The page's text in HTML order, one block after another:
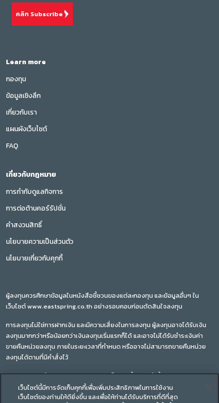
คลิก Subscribe
Learn more
กองทุน
ข้อมูลเชิงลึก
เกี่ยวกับเรา
แผนผังเว็บไซต์
FAQ
เกี่ยวกับกฎหมาย
การกำกับดูแลกิจการ
การต่อต้านคอร์รัปชั่น
คำสงวนสิทธิ์
นโยบายความเป็นส่วนตัว
นโยบายเกี่ยวกับคุกกี้
ผู้ลงทุนควรศึกษาข้อมูลในหนังสือชี้ชวนของแต่ละกองทุน และข้อมูลอื่นๆ ใน
เว็บไซต์ www.eastspring.co.th อย่างรอบคอบก่อนตัดสินใจลงทุน
การลงทุนไม่ใช่การฝากเงิน และมีความเสี่ยงในการลงทุน ผู้ลงทุนอาจได้รับเงิน
ลงทุนมากกว่าหรือน้อยกว่าเงินลงทุนเริ่มแรกก็ได้ และอาจไม่ได้รับชำระเงินค่า
ขายคืนหน่วยลงทุน ภายในระยะเวลาที่กำหนด หรืออาจไม่สามารถขายคืนหน่วย
ลงทุนได้ตามที่มีคำสั่งไว้
การวัดผลการดำเนินงานของกองทุนบนเว็บไซต์นี้ ได้จัดทำขึ้นตามมาตรฐานการ
วัดผลการดำเนินงานของสมาคมบริษัทจัดการลงทุน ซึ่งผลการดำเนินงานใน
อดีตของกองทุนรวม มิได้เป็นสิ่งยืนยันถึงผลการดำเนินงานในอนาคต
เว็บไซต์นี้มีการจัดเก็บคุกกี้เพื่อเพิ่มประสิทธิภาพในการใช้งาน
เว็บไซต์ของท่านให้ดียิ่งขึ้น และเพื่อให้ท่านได้รับบริการที่ดีที่สุด